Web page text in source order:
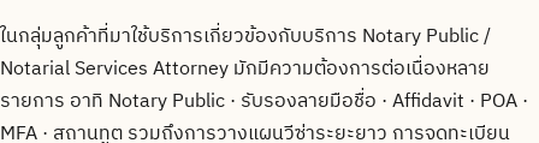
ในกลุ่มลูกค้าที่มาใช้บริการเกี่ยวข้องกับบริการ Notary Public /
Notarial Services Attorney มักมีความต้องการต่อเนื่องหลาย
รายการ อาทิ Notary Public · รับรองลายมือชื่อ · Affidavit · POA ·
MFA · สถานทูต รวมถึงการวางแผนวีซ่าระยะยาว การจดทะเบียน